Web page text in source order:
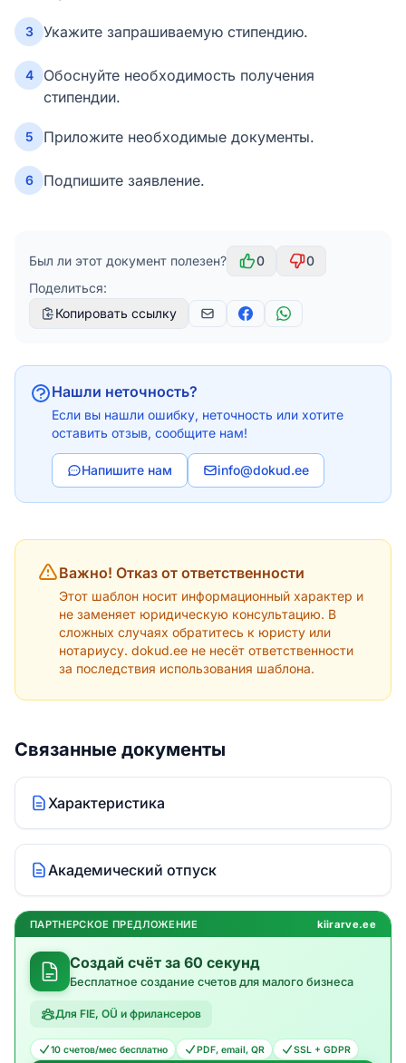
3 Укажите запрашиваемую стипендию.
4
Обоснуйте необходимость получения
стипендии.
5 Приложите необходимые документы.
6 Подпишите заявление.
Был ли этот документ полезен? 0
0
Поделиться:
Копировать ссылку
Нашли неточность?
Если вы нашли ошибку, неточность или хотите
оставить отзыв, сообщите нам!
Напишите нам info@dokud.ee
Важно! Отказ от ответственности
Этот шаблон носит информационный характер и
не заменяет юридическую консультацию. В
сложных случаях обратитесь к юристу или
нотариусу. dokud.ee не несёт ответственности
за последствия использования шаблона.
Связанные документы
Характеристика
Академический отпуск
ПАРТНЕРСКОЕ ПРЕДЛОЖЕНИЕ kiirarve.ee
Создай счёт за 60 секунд
Бесплатное создание счетов для малого бизнеса
Для FIE, OÜ и фрилансеров
10 счетов/мес бесплатно PDF, email, QR SSL + GDPR